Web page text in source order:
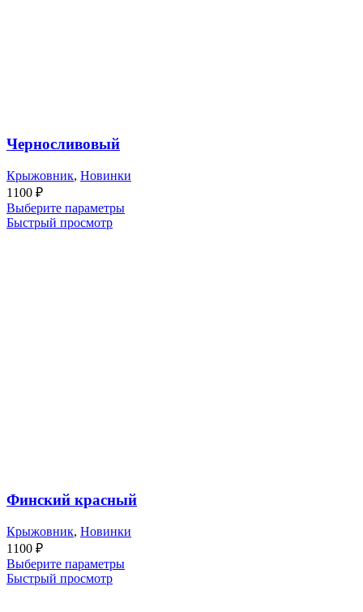
Черносливовый
Крыжовник, Новинки
1100 ₽
Выберите параметры
Быстрый просмотр
Финский красный
Крыжовник, Новинки
1100 ₽
Выберите параметры
Быстрый просмотр